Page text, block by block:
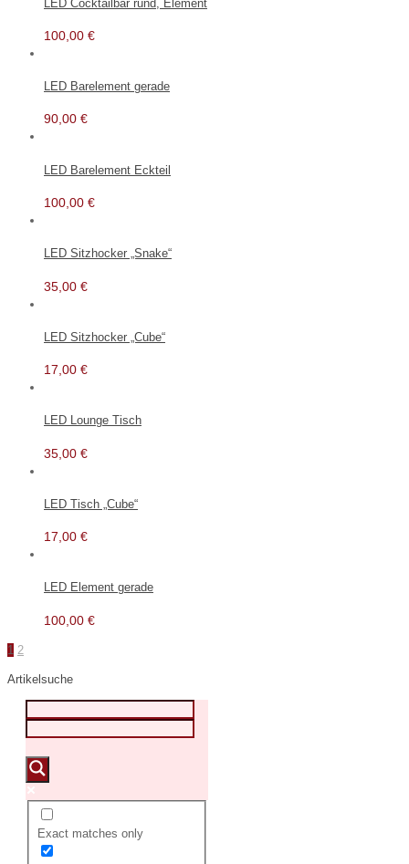
LED Cocktailbar rund, Element
100,00 €
LED Barelement gerade
90,00 €
LED Barelement Eckteil
100,00 €
LED Sitzhocker „Snake“
35,00 €
LED Sitzhocker „Cube“
17,00 €
LED Lounge Tisch
35,00 €
LED Tisch „Cube“
17,00 €
LED Element gerade
100,00 €
1 2
Artikelsuche
Exact matches only